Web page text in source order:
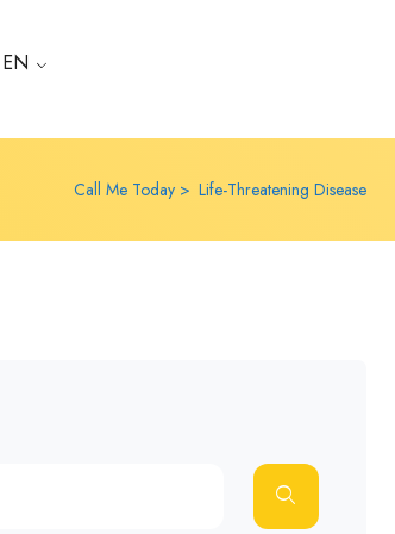
EN
Call Me Today Life-Threatening Disease